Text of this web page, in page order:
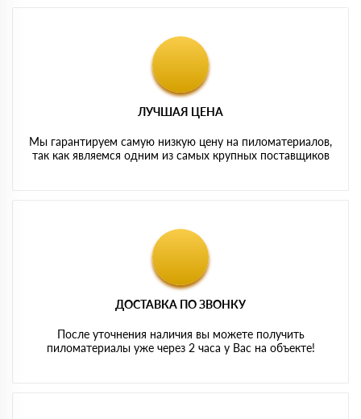
ЛУЧШАЯ ЦЕНА
Мы гарантируем самую низкую цену на пиломатериалов,
так как являемся одним из самых крупных поставщиков
ДОСТАВКА ПО ЗВОНКУ
После уточнения наличия вы можете получить
пиломатериалы уже через 2 часа у Вас на объекте!